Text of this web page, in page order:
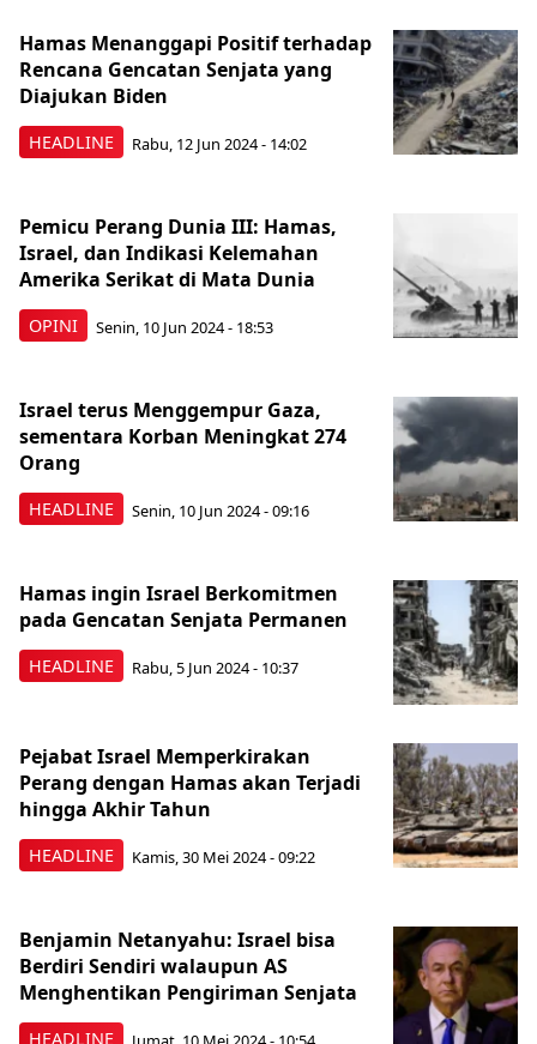
HEADLINE
Hamas Menanggapi Positif terhadap
Rencana Gencatan Senjata yang
Diajukan Biden
Rabu, 12 Jun 2024 - 14:02
OPINI
Pemicu Perang Dunia III: Hamas,
Israel, dan Indikasi Kelemahan
Amerika Serikat di Mata Dunia
Senin, 10 Jun 2024 - 18:53
HEADLINE
Israel terus Menggempur Gaza,
sementara Korban Meningkat 274
Orang
Senin, 10 Jun 2024 - 09:16
HEADLINE
Hamas ingin Israel Berkomitmen
pada Gencatan Senjata Permanen
Rabu, 5 Jun 2024 - 10:37
HEADLINE
Pejabat Israel Memperkirakan
Perang dengan Hamas akan Terjadi
hingga Akhir Tahun
Kamis, 30 Mei 2024 - 09:22
HEADLINE
Benjamin Netanyahu: Israel bisa
Berdiri Sendiri walaupun AS
Menghentikan Pengiriman Senjata